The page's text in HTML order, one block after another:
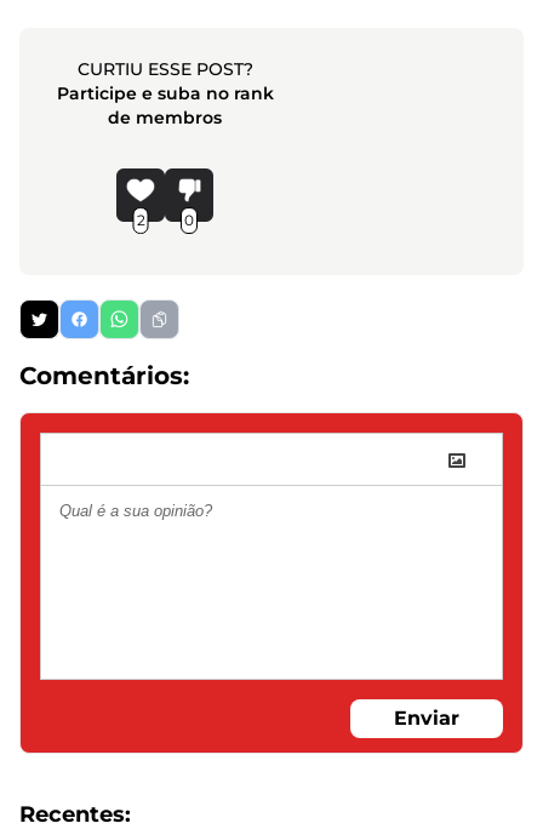
CURTIU ESSE POST?
Participe e suba no rank
de membros
2 0
Comentários:
Enviar
Recentes: